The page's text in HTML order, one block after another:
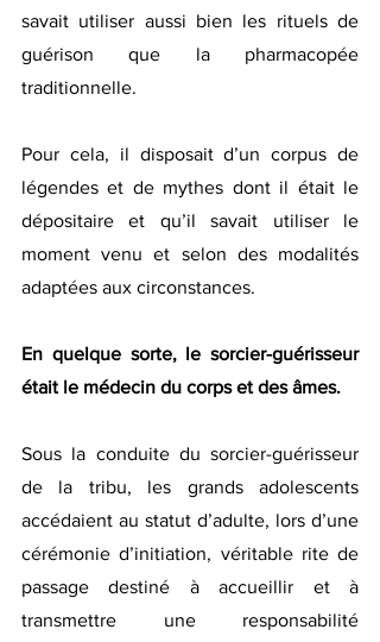
savait utiliser aussi bien les rituels de
guérison que la pharmacopée
traditionnelle.
Pour cela, il disposait d’un corpus de
légendes et de mythes dont il était le
dépositaire et qu’il savait utiliser le
moment venu et selon des modalités
adaptées aux circonstances.
En quelque sorte, le sorcier-guérisseur
était le médecin du corps et des âmes.
Sous la conduite du sorcier-guérisseur
de la tribu, les grands adolescents
accédaient au statut d’adulte, lors d’une
cérémonie d’initiation, véritable rite de
passage destiné à accueillir et à
transmettre une responsabilité